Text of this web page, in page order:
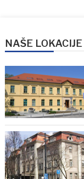
NAŠE LOKACIJE